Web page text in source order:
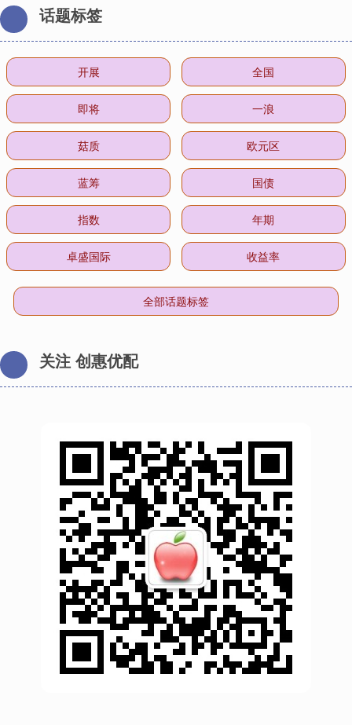
话题标签
开展 全国
即将 一浪
菇质 欧元区
蓝筹 国债
指数 年期
卓盛国际 收益率
全部话题标签
关注 创惠优配